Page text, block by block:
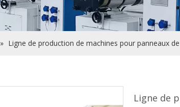
» Ligne de production de machines pour panneaux
Ligne de